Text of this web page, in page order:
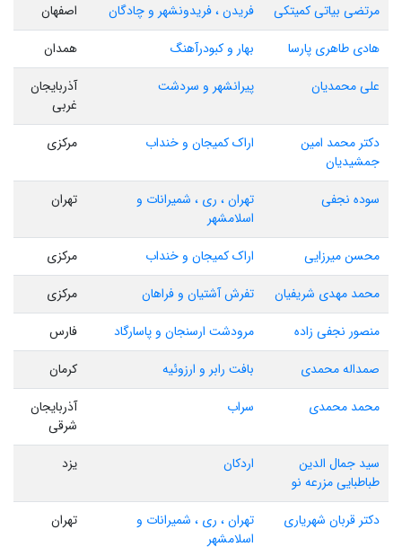
مرتضی بیاتی کمیتکی
فریدن ، فریدونشهر و چادگان
اصفهان
هادی طاهری پارسا
بهار و کبودرآهنگ
همدان
علی محمدیان
پیرانشهر و سردشت
آذربایجان
غربی
دکتر محمد امین
جمشیدیان
اراک کمیجان و خنداب مرکزی
سوده نجفی
تهران ، ری ، شمیرانات و
اسلامشهر
تهران
محسن میرزایی اراک کمیجان و خنداب
مرکزی
محمد مهدی شریفیان
تفرش آشتیان و فراهان
مرکزی
منصور نجفی زاده
مرودشت ارسنجان و پاسارگاد
فارس
صمداله محمدی
بافت رابر و ارزوئیه
کرمان
محمد محمدی
سراب
آذربایجان
شرقی
سید جمال الدین
طباطبایی مزرعه نو
اردکان یزد
دکتر قربان شهریاری
تهران ، ری ، شمیرانات و
اسلامشهر
تهران